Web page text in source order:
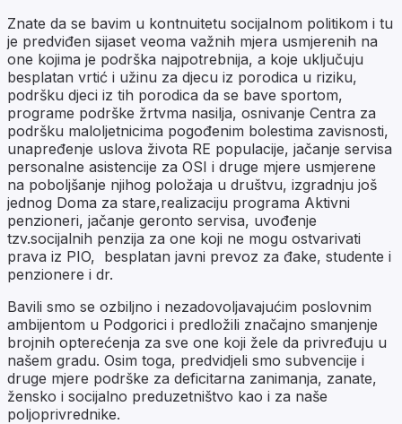
Znate da se bavim u kontnuitetu socijalnom politikom i tu
je predviđen sijaset veoma važnih mjera usmjerenih na
one kojima je podrška najpotrebnija, a koje uključuju
besplatan vrtić i užinu za djecu iz porodica u riziku,
podršku djeci iz tih porodica da se bave sportom,
programe podrške žrtvma nasilja, osnivanje Centra za
podršku maloljetnicima pogođenim bolestima zavisnosti,
unapređenje uslova života RE populacije, jačanje servisa
personalne asistencije za OSI i druge mjere usmjerene
na poboljšanje njihog položaja u društvu, izgradnju još
jednog Doma za stare,realizaciju programa Aktivni
penzioneri, jačanje geronto servisa, uvođenje
tzv.socijalnih penzija za one koji ne mogu ostvarivati
prava iz PIO, besplatan javni prevoz za đake, studente i
penzionere i dr.
Bavili smo se ozbiljno i nezadovoljavajućim poslovnim
ambijentom u Podgorici i predložili značajno smanjenje
brojnih opterećenja za sve one koji žele da privređuju u
našem gradu. Osim toga, predvidjeli smo subvencije i
druge mjere podrške za deficitarna zanimanja, zanate,
žensko i socijalno preduzetništvo kao i za naše
poljoprivrednike.